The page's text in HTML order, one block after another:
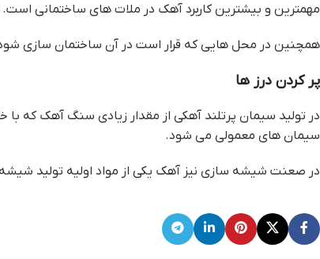
مهمترین و بیشترین کاربرد آهک در ملات های ساختمانی
همچنین در محل هایی که قرار است در آن ساختمان سازی
پر کردن درز ها
در تولید سیمان پرتلند آهکی از مقدار زیادی سنگ آهک که
سیمان های معمولی می شود.
در صعنت شیشه سازی نیز آهک یکی از مواد اولیه تولید